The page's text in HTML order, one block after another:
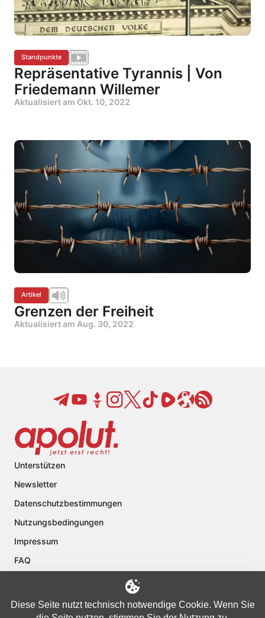
Standpunkte
Repräsentative Tyrannis | Von
Friedemann Willemer
Aktualisiert am Okt. 10, 2022
Artikel
Grenzen der Freiheit
Aktualisiert am Aug. 30, 2022
Unterstützen
Newsletter
Datenschutzbestimmungen
Nutzungsbedingungen
Impressum
FAQ
Diese Seite nutzt technisch notwendige Cookie. Wenn Sie